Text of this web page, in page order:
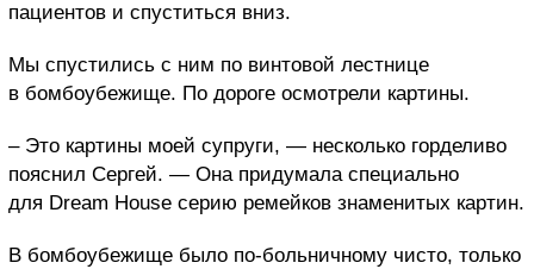
пациентов и спуститься вниз.
Мы спустились с ним по винтовой лестнице
в бомбоубежище. По дороге осмотрели картины.
– Это картины моей супруги, — несколько горделиво
пояснил Сергей. — Она придумала специально
для Dream House серию ремейков знаменитых картин.
В бомбоубежище было по-больничному чисто, только